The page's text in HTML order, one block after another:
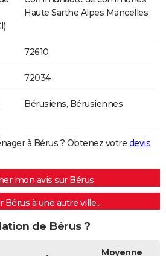
Haute Sarthe Alpes Mancelles
72610
72034
Bérusiens, Bérusiennes
à Bérus ? Obtenez votre devis
mon avis sur Bérus
Bérus à une autre ville...
de Bérus ?
Moyenne